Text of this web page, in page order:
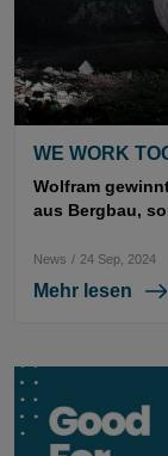
WE WORK
Wolfram
aus Bergbau,
News / 24 Sep, 2024
Mehr lesen